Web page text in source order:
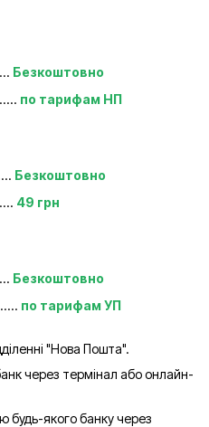
Безкоштовно
по тарифам НП
Безкоштовно
49 грн
Безкоштовно
по тарифам УП
"Нова Пошта".
через термінал або онлайн-
будь-якого банку через